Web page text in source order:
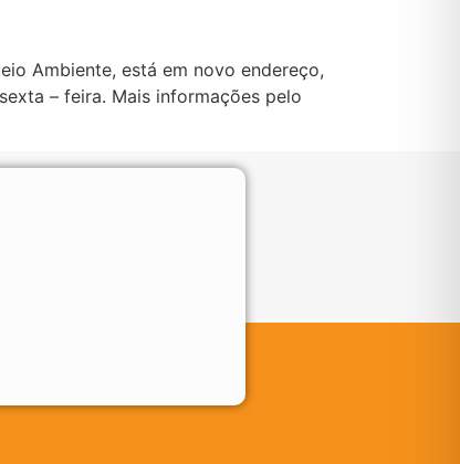
Ambiente, está em novo endereço,
– feira. Mais informações pelo